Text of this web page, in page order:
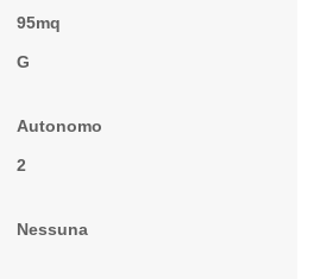
95mq
G
Autonomo
2
Nessuna